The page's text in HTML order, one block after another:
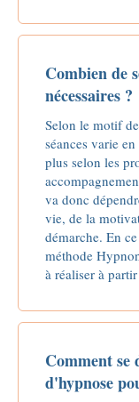
Combien de
nécessaires ?
Selon le motif
séances varie
plus selon les
va donc
vie, de la
démarche. En
méthode
à réaliser à
Comment se
d'hypnose